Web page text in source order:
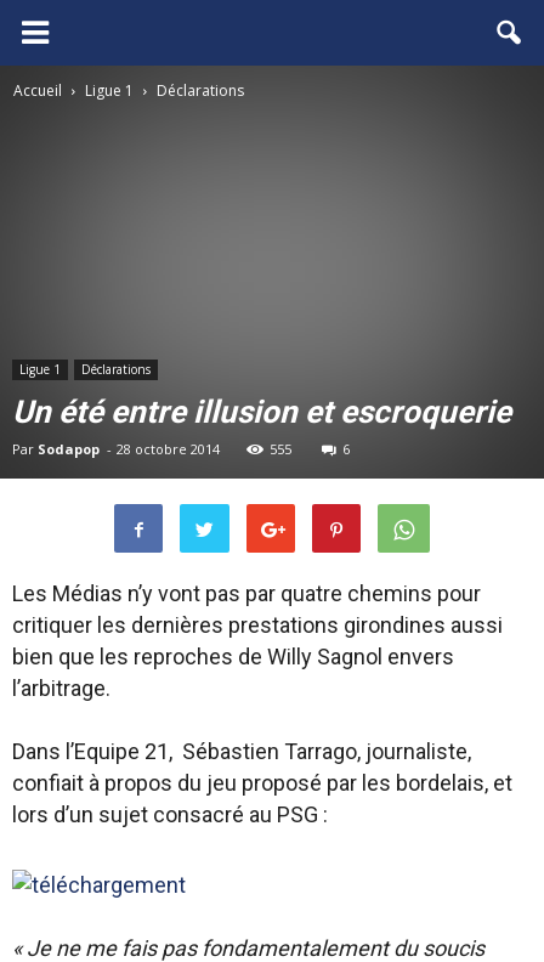
FCGB.net
Accueil Ligue 1 Déclarations
Ligue 1 Déclarations
Un été entre illusion et escroquerie
Par Sodapop - 28 octobre 2014 555 6
Les Médias n’y vont pas par quatre chemins pour
critiquer les dernières prestations girondines aussi
bien que les reproches de Willy Sagnol envers
l’arbitrage.
Dans l’Equipe 21, Sébastien Tarrago, journaliste,
confiait à propos du jeu proposé par les bordelais, et
lors d’un sujet consacré au PSG :
« Je ne me fais pas fondamentalement du soucis